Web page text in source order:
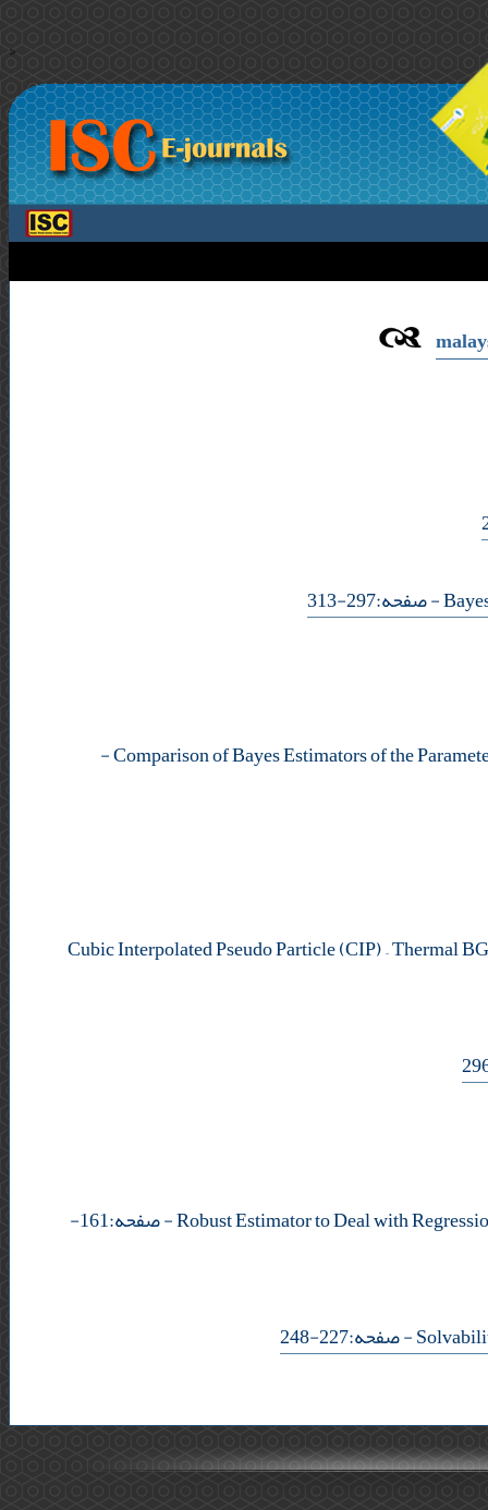
>
- صفحه:297-313
-
Cubic Interpolated Pseudo Particle (CIP) – Thermal
- صفحه:161-
- صفحه:227-248